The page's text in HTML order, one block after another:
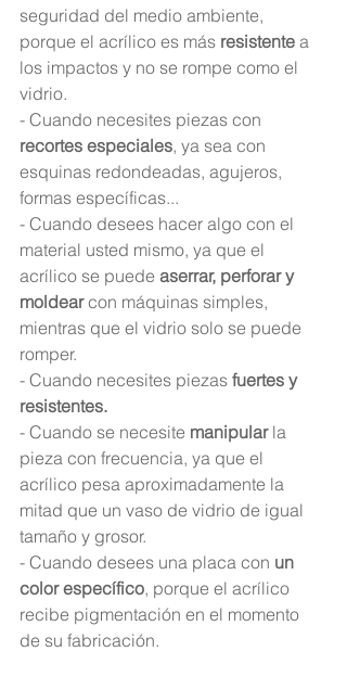
seguridad del medio ambiente,
porque el acrílico es más resistente a
los impactos y no se rompe como el
vidrio.
- Cuando necesites piezas con
recortes especiales, ya sea con
esquinas redondeadas, agujeros,
formas específicas...
- Cuando desees hacer algo con el
material usted mismo, ya que el
acrílico se puede aserrar, perforar y
moldear con máquinas simples,
mientras que el vidrio solo se puede
romper.
- Cuando necesites piezas fuertes y
resistentes.
- Cuando se necesite manipular la
pieza con frecuencia, ya que el
acrílico pesa aproximadamente la
mitad que un vaso de vidrio de igual
tamaño y grosor.
- Cuando desees una placa con un
color específico, porque el acrílico
recibe pigmentación en el momento
de su fabricación.